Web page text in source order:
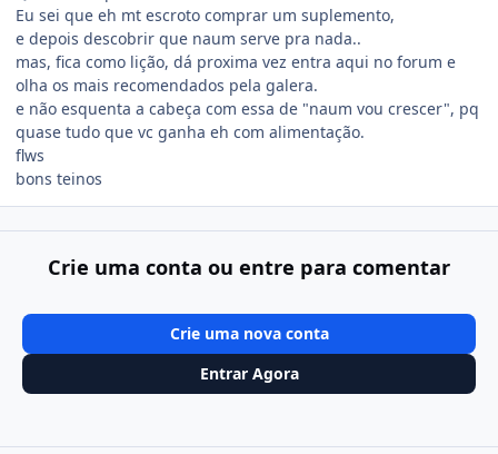
Eu sei que eh mt escroto comprar um suplemento,
e depois descobrir que naum serve pra nada..
mas, fica como lição, dá proxima vez entra aqui no forum e
olha os mais recomendados pela galera.
e não esquenta a cabeça com essa de "naum vou crescer", pq
quase tudo que vc ganha eh com alimentação.
flws
bons teinos
Crie uma conta ou entre para comentar
Crie uma nova conta
Entrar Agora